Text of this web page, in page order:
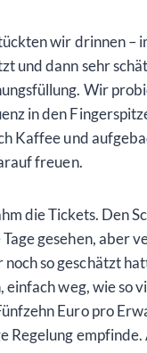
wir drinnen –
und dann sehr
Wir
in den
Kaffee und
freuen.
die Tickets. Den
Tage gesehen, aber
so geschätzt
einfach weg, wie so
Euro pro
Regelung